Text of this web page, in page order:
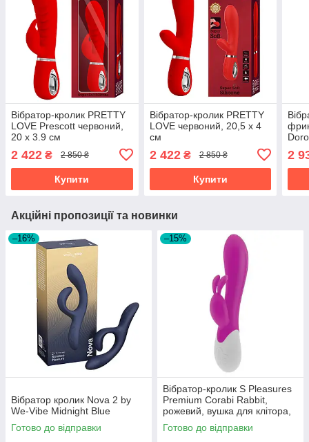
Вібратор-кролик PRETTY
LOVE Prescott червоний,
20 х 3.9 см
2 422 ₴ 2 850 ₴
Купити
Вібратор-кролик PRETTY
LOVE червоний, 20,5 х 4
см
2 422₴ 2 850 ₴
Купити
2
Акційні пропозиції та новинки
–16%
Вібратор кролик Nova 2 by
We-Vibe Midnight Blue
Готово до відправки
–15%
Вібратор-кролик S Pleasures
Premium Corabi Rabbit,
рожевий, вушка для клітора,
16 режимів, нагрів
Готово до відправки